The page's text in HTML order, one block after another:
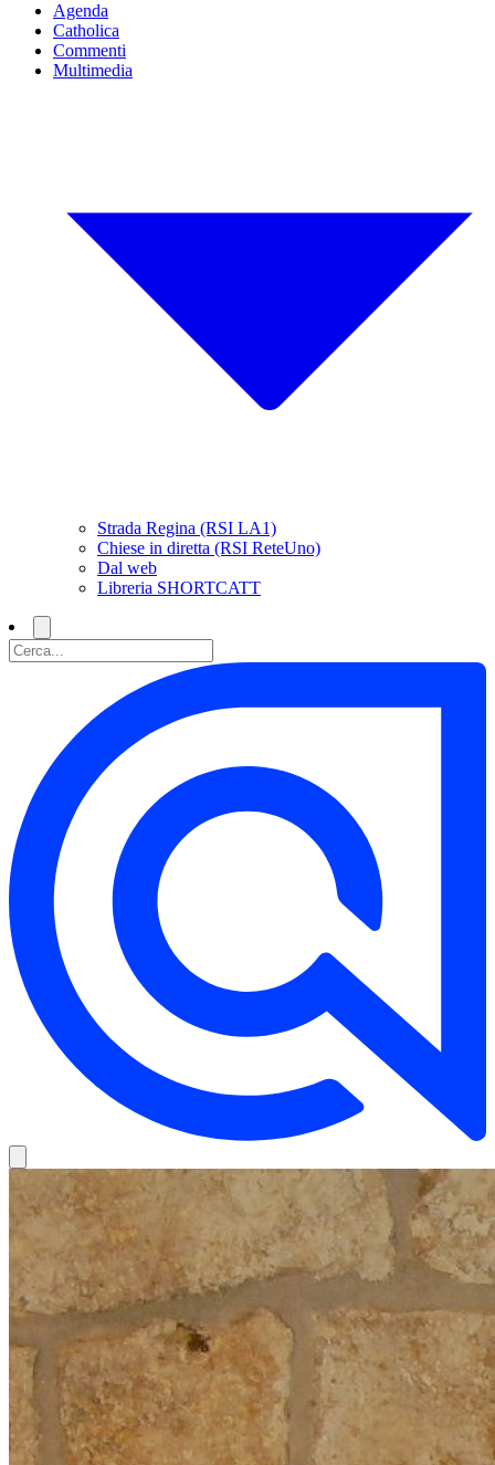
Agenda
Catholica
Commenti
Multimedia
Strada Regina (RSI LA1)
Chiese in diretta (RSI ReteUno)
Dal web
Libreria SHORTCATT